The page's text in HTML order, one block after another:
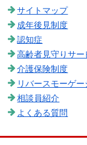
サイトマップ
成年後見制度
認知症
高齢者見守りサー
介護保険制度
リバースモーゲー
相談員紹介
よくある質問